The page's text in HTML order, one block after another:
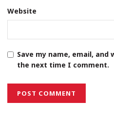
Website
Save my name, email,
the next time I comment.